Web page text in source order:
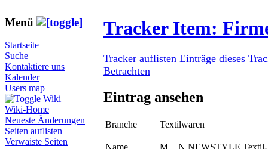
Menü
Startseite
Suche
Kontaktiere uns
Kalender
Users map
Wiki
Wiki-Home
Neueste Änderungen
Seiten auflisten
Verwaiste Seiten
Tracker Item:
Tracker auflisten Einträge dieses
Betrachten
Eintrag ansehen
Branche Textilwaren
Name M + N NEWSTYLE Textil-